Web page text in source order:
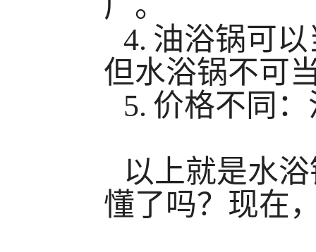
4. 油浴锅可
但水浴锅不可
5. 价格不同
以上就是水
懂了吗？现在